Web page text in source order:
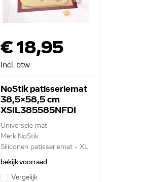
€ 18,95
Incl. btw
NoStik patisseriemat
38,5x58,5 cm
XSIL385585NFDI
Universele mat
Merk NoStik
Siliconen patisseriemat - XL
- ...
bekijk voorraad
Vergelijk